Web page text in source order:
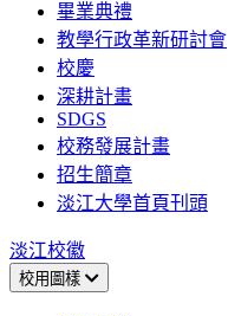
畢業典禮
教學行政革新研討會
校慶
深耕計畫
SDGS
校務發展計畫
招生簡章
淡江大學首頁刊頭
淡江校徽
校用圖樣